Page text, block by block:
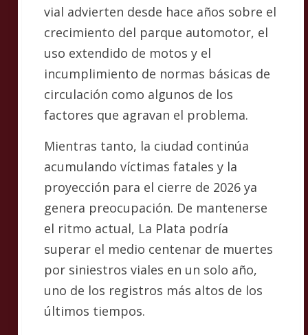
vial advierten desde hace años sobre el
crecimiento del parque automotor, el
uso extendido de motos y el
incumplimiento de normas básicas de
circulación como algunos de los
factores que agravan el problema.
Mientras tanto, la ciudad continúa
acumulando víctimas fatales y la
proyección para el cierre de 2026 ya
genera preocupación. De mantenerse
el ritmo actual, La Plata podría
superar el medio centenar de muertes
por siniestros viales en un solo año,
uno de los registros más altos de los
últimos tiempos.